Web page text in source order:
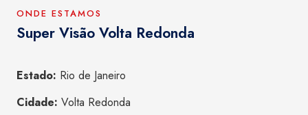
ONDE ESTAMOS
Super Visão Volta Redonda
Estado: Rio de Janeiro
Cidade: Volta Redonda